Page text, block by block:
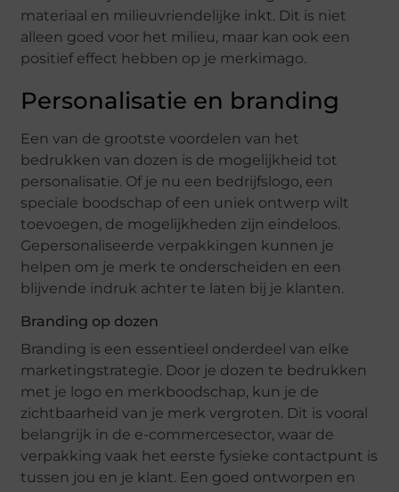
materiaal en milieuvriendelijke inkt. Dit is niet
alleen goed voor het milieu, maar kan ook een
positief effect hebben op je merkimago.
Personalisatie en branding
Een van de grootste voordelen van het
bedrukken van dozen is de mogelijkheid tot
personalisatie. Of je nu een bedrijfslogo, een
speciale boodschap of een uniek ontwerp wilt
toevoegen, de mogelijkheden zijn eindeloos.
Gepersonaliseerde verpakkingen kunnen je
helpen om je merk te onderscheiden en een
blijvende indruk achter te laten bij je klanten.
Branding op dozen
Branding is een essentieel onderdeel van elke
marketingstrategie. Door je dozen te bedrukken
met je logo en merkboodschap, kun je de
zichtbaarheid van je merk vergroten. Dit is vooral
belangrijk in de e-commercesector, waar de
verpakking vaak het eerste fysieke contactpunt is
tussen jou en je klant. Een goed ontworpen en